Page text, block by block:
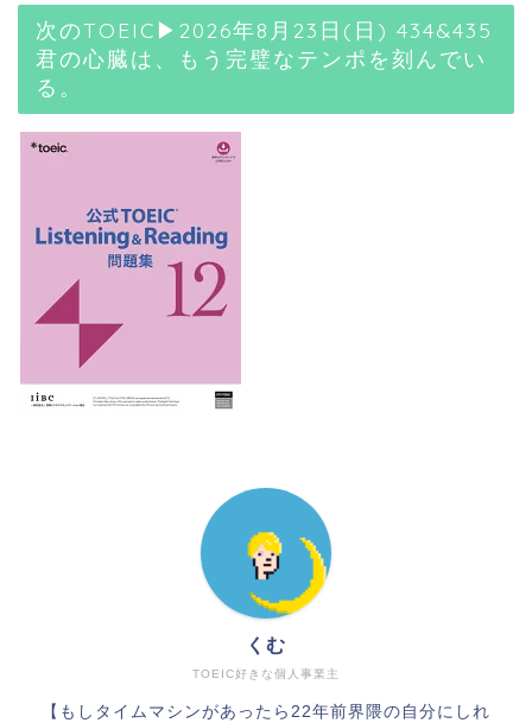
次のTOEIC▶2026年8月23日(日) 434&435
君の心臓は、もう完璧なテンポを刻んでい
る。
TOEIC好きな個人事業主
くむ
【もしタイムマシンがあったら22年前界隈の自分にしれ